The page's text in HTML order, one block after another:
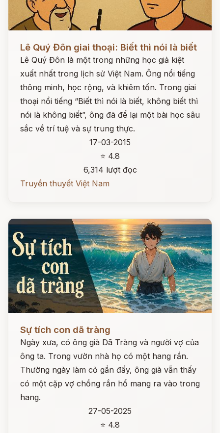
Lê Quý Đôn giai thoại: Biết thì nói là biết
Lê Quý Đôn là một trong những học giả kiệt
xuất nhất trong lịch sử Việt Nam. Ông nổi tiếng
thông minh, học rộng, và khiêm tốn. Trong giai
thoại nổi tiếng “Biết thì nói là biết, không biết thì
nói là không biết”, ông đã để lại một bài học sâu
sắc về trí tuệ và sự trung thực.
17-03-2015
⭐ 4.8
6,314 lượt đọc
Truyền thuyết Việt Nam
Sự tích con dã tràng
Ngày xưa, có ông già Dã Tràng và người vợ của
ông ta. Trong vườn nhà họ có một hang rắn.
Thường ngày làm cỏ gần đấy, ông già vẫn thấy
có một cặp vợ chồng rắn hổ mang ra vào trong
hang.
27-05-2025
⭐ 4.8